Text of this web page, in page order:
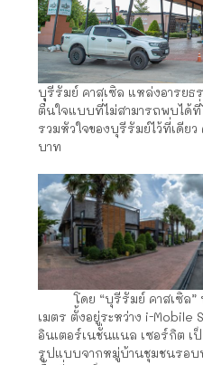
บุรีรัมย์ คาสเซิล แหล่งอารยธ
ตื่นใจแบบที่ไม่สามารถพบได้
รวมหัวใจของบุรีรัมย์ไว้ที่เดีย
บาท
โดย “บุรีรัมย์ คาสเซิล”
เมตร ตั้งอยู่ระหว่าง i-Mobile
อินเตอร์เนชั่นแนล เซอร์กิต
รูปแบบจากหมู่บ้านชุมชนรอบ